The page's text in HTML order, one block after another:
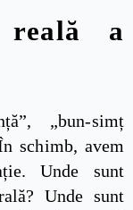
reală a
„bun-simț
schimb, avem
Unde sunt
Unde sunt